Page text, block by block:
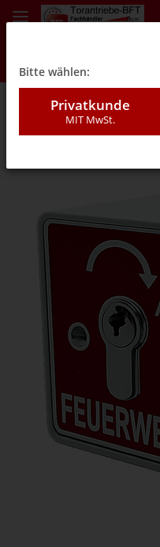
08A - Schalter
Bitte wählen:
Privatkunde
MIT MwSt.